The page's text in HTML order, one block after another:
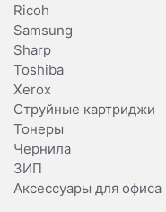
Ricoh
Samsung
Sharp
Toshiba
Xerox
Струйные картриджи
Тонеры
Чернила
ЗИП
Аксессуары для офиса